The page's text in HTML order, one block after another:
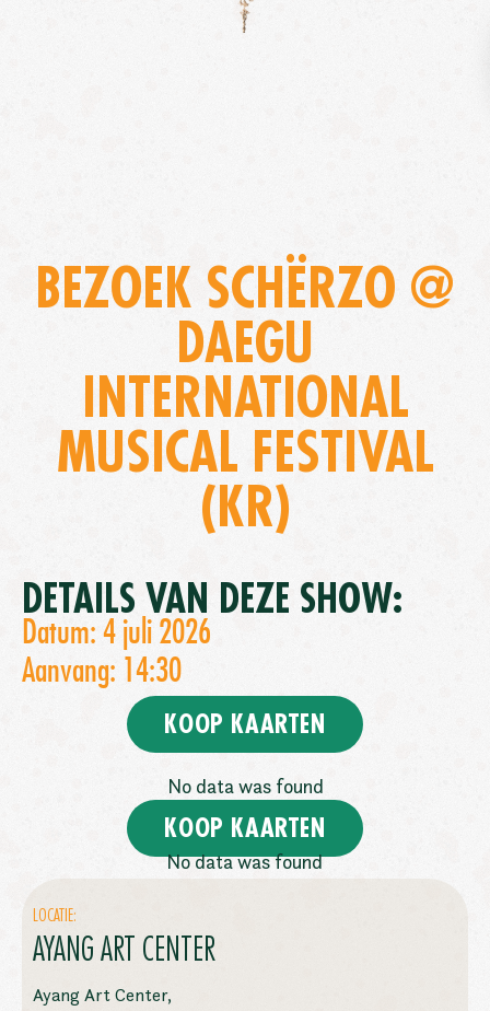
BEZOEK SCHËRZO @
DAEGU
INTERNATIONAL
MUSICAL FESTIVAL
(KR)
DETAILS VAN DEZE SHOW:
Datum: 4 juli 2026
Aanvang: 14:30
KOOP KAARTEN
No data was found
KOOP KAARTEN
No data was found
LOCATIE:
AYANG ART CENTER
Ayang Art Center,